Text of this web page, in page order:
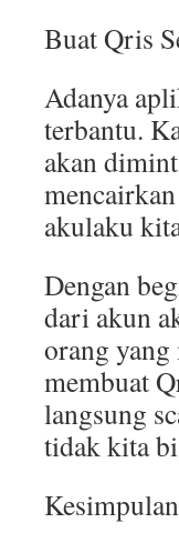
Buat Qris
Adanya
terbantu.
akan
akulaku
Dengan
dari akun
orang
membuat
langsung
tidak kita
Kesimpulan